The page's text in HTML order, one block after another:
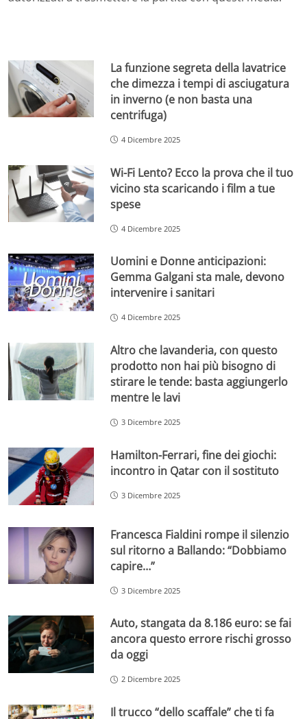
La funzione segreta della lavatrice
che dimezza i tempi di asciugatura
in inverno (e non basta una
centrifuga)
4 Dicembre 2025
Wi-Fi Lento? Ecco la prova che il tuo
vicino sta scaricando i film a tue
spese
4 Dicembre 2025
Uomini e Donne anticipazioni:
Gemma Galgani sta male, devono
intervenire i sanitari
4 Dicembre 2025
Altro che lavanderia, con questo
prodotto non hai più bisogno di
stirare le tende: basta aggiungerlo
mentre le lavi
3 Dicembre 2025
Hamilton-Ferrari, fine dei giochi:
incontro in Qatar con il sostituto
3 Dicembre 2025
Francesca Fialdini rompe il silenzio
sul ritorno a Ballando: “Dobbiamo
capire…”
3 Dicembre 2025
Auto, stangata da 8.186 euro: se fai
ancora questo errore rischi grosso
da oggi
2 Dicembre 2025
Il trucco “dello scaffale” che ti fa